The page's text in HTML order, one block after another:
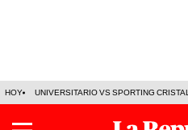
HOY UNIVERSITARIO VS SPORTING CRISTAL